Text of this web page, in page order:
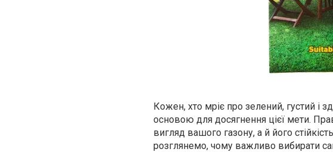
Кожен, хто мріє про зелений, густий і
основою для досягнення цієї мети.
вигляд вашого газону, а й його
розглянемо, чому важливо вибирати